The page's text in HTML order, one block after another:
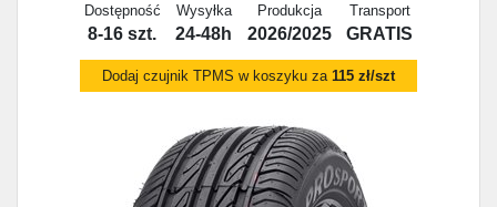
Dostępność
8-16 szt.
Wysyłka
24-48h
Produkcja
2026/2025
Transport
GRATIS
Dodaj czujnik TPMS w koszyku za 115 zł/szt